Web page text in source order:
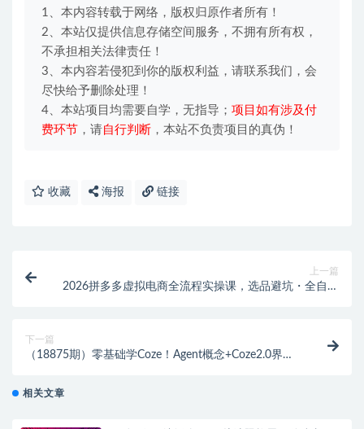
1、本内容转载于网络，版权归原作者所有！
2、本站仅提供信息存储空间服务，不拥有所有权，
不承担相关法律责任！
3、本内容若侵犯到你的版权利益，请联系我们，会
尽快给予删除处理！
4、本站项目均需要自学，无指导； 项目如有涉及付
费环节 ，请自行判断 ，本站不负责项目的真伪！
收藏 海报 链接
上一篇
2026拼多多虚拟电商全流程实操课，选品避坑・全自动
下一篇
（18875期）零基础学Coze！Agent概念+Coze2.0界面
相关文章